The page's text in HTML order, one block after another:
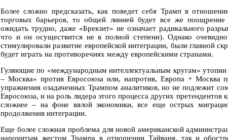
Более сложно предсказать, как поведет себя Трамп в
торговых барьеров, то общей линией будет все же поощрение
ожидать трудно, даже «Брекзит» не означает радикального
что и он осуществится не в полной степени). Однако
стимулировали развитие европейской интеграции, были главной
будет играть на противоречиях между европейскими странами.
Гуляющие по «международным интеллектуальным кругам»
– Москва» против Евросоюза или, напротив, Европа + Москва
упражнения озадаченных Трампом аналитиков, но не подлежит
Евросоюза, и на роль лидера этого процесса других
сложнее – на фоне вялой экономики, все еще острых
продолжения интеграции.
Еще более сложная проблема для новой американской
нарочитым жестом Трампа в отношении Тайваня, так и